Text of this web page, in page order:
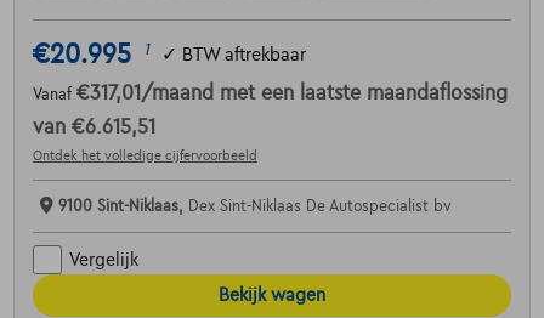
€20.995 1 ✓ BTW aftrekbaar
Vanaf €317,01 /maand met een laatste maandaflossing
van €6.615,51
Ontdek het volledige cijfervoorbeeld
9100 Sint-Niklaas, Dex Sint-Niklaas De Autospecialist bv
Vergelijk
Bekijk wagen